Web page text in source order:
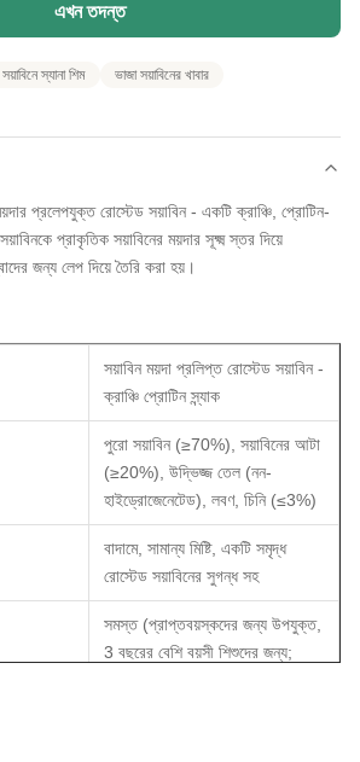
এখন তদন্ত
সয়াবিনে স্যানা শিম ভাজা সয়াবিনের খাবার
প্রলেপযুক্ত রোস্টেড সয়াবিন - একটি ক্রাঞ্চি, প্রোটিন-
প্রাকৃতিক সয়াবিনের ময়দার সূক্ষ্ম স্তর দিয়ে
জন্য লেপ দিয়ে তৈরি করা হয়।
সয়াবিন ময়দা প্রলিপ্ত রোস্টেড সয়াবিন -
ক্রাঞ্চি প্রোটিন স্ন্যাক
পুরো সয়াবিন (≥70%), সয়াবিনের আটা
(≥20%), উদ্ভিজ্জ তেল (নন-
হাইড্রোজেনেটেড), লবণ, চিনি (≤3%)
বাদামে, সামান্য মিষ্টি, একটি সমৃদ্ধ
রোস্টেড সয়াবিনের সুগন্ধ সহ
সমস্ত (প্রাপ্তবয়স্কদের জন্য উপযুক্ত,
3 বছরের বেশি বয়সী শিশুদের জন্য;